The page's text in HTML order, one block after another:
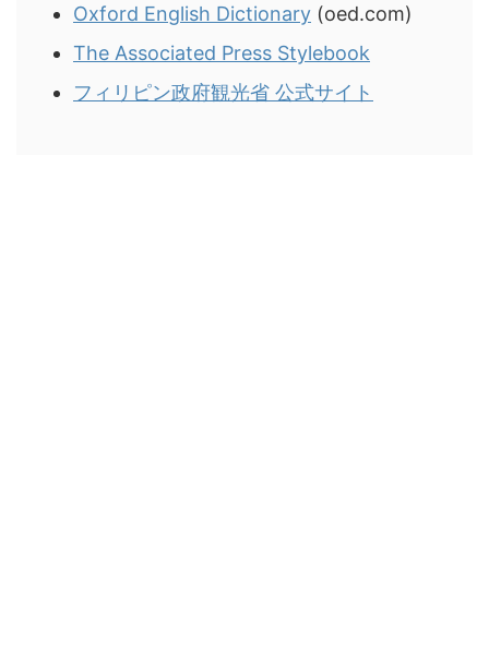
Oxford English Dictionary (oed.com)
The Associated Press Stylebook
フィリピン政府観光省 公式サイト